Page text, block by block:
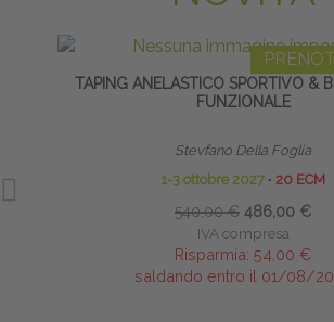
TAPING ANELASTICO SPORTIVO &
FUNZIONALE
Stevfano Della Foglia
1-3 ottobre 2027 ∙ 20 ECM
540,00 € 486,00 €
IVA compresa
Risparmia: 54,00 €
saldando entro il 01/08/